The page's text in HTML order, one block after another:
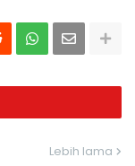
Lebih lama